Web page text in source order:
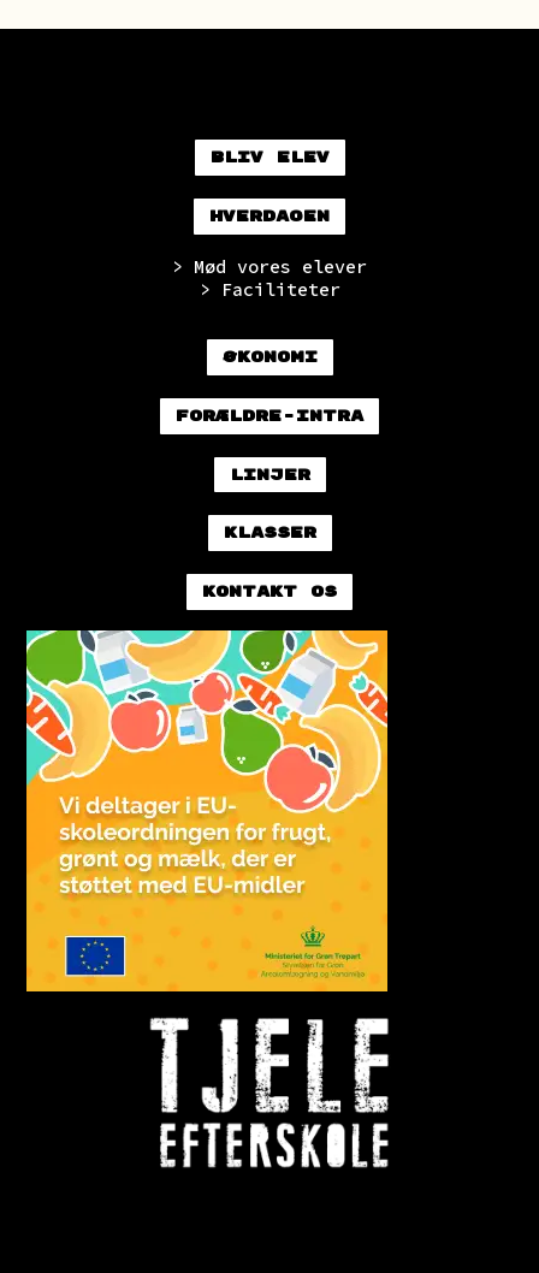
Bliv elev
Hverdagen
> Mød vores elever
> Faciliteter
Økonomi
Forældre-intra
Linjer
Klasser
Kontakt os